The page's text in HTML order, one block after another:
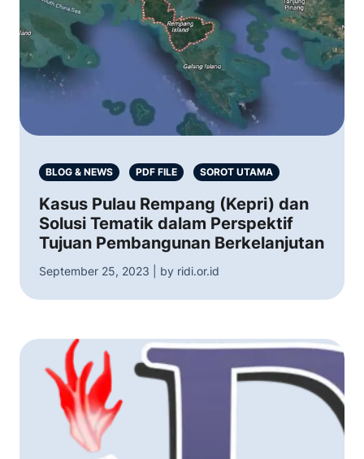
BLOG & NEWS PDF FILE SOROT UTAMA
Kasus Pulau Rempang (Kepri) dan
Solusi Tematik dalam Perspektif
Tujuan Pembangunan Berkelanjutan
September 25, 2023 | by ridi.or.id